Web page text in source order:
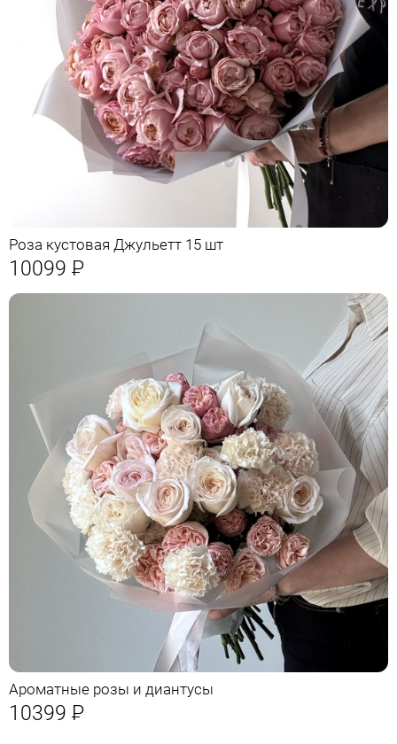
Роза кустовая Джульетт 15 шт
10099 Р
Ароматные розы и диантусы
10399 Р